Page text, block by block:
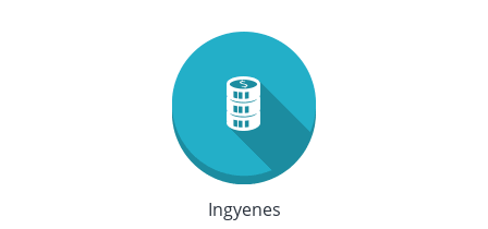
Ingyenes